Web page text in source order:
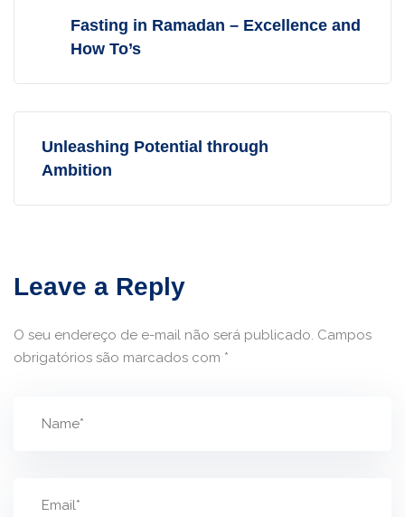
Fasting in Ramadan – Excellence and
How To’s
Unleashing Potential through
Ambition
Leave a Reply
O seu endereço de e-mail não será publicado. Campos
obrigatórios são marcados com *